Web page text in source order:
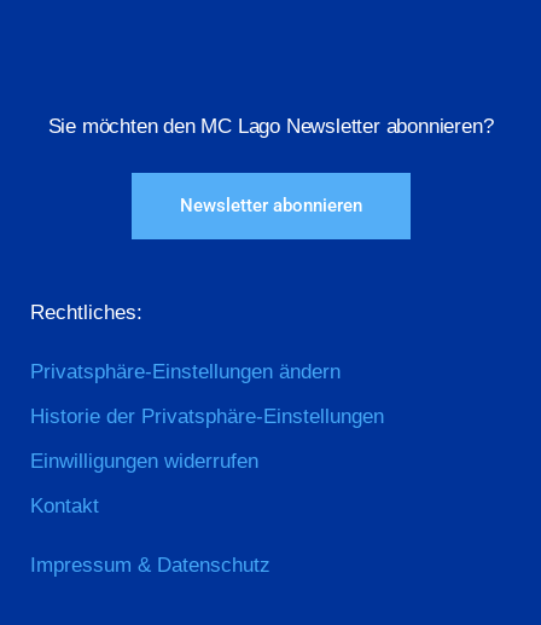
Sie möchten den MC Lago Newsletter abonnieren?
Newsletter abonnieren
Rechtliches:
Privatsphäre-Einstellungen ändern
Historie der Privatsphäre-Einstellungen
Einwilligungen widerrufen
Kontakt
Impressum & Datenschutz